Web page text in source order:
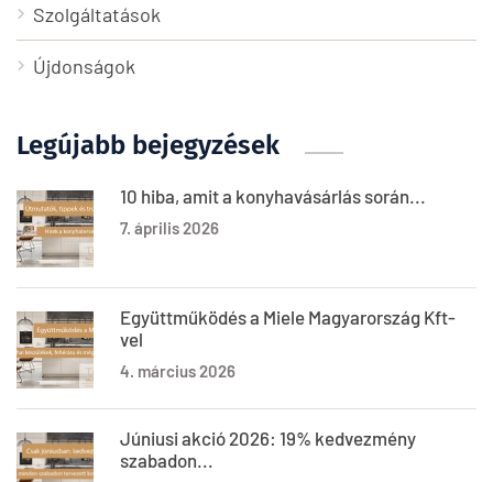
Szolgáltatások
Újdonságok
Legújabb bejegyzések
10 hiba, amit a konyhavásárlás során...
7. április 2026
Együttműködés a Miele Magyarország Kft-
vel
4. március 2026
Júniusi akció 2026: 19% kedvezmény
szabadon...